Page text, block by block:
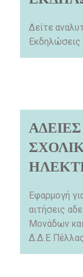
Δείτε
Εφαρμογή
αιτήσεις
Μονάδων
Δ.Δ.Ε